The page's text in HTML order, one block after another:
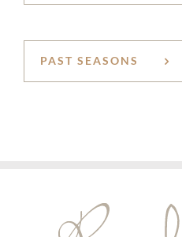
PAST SEASONS